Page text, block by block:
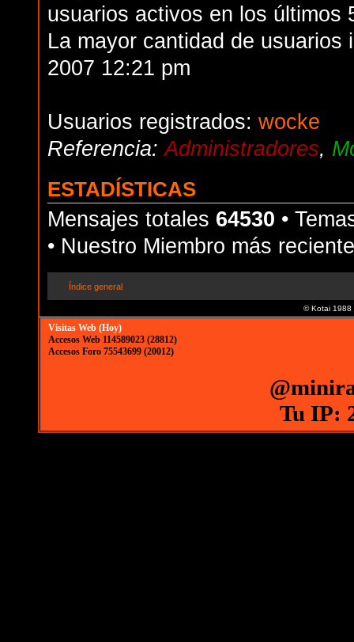
usuarios activos en los últimos
La mayor cantidad de
2007 12:21 pm
Usuarios registrados: wocke
Referencia:Administradores,
ESTADÍSTICAS
Mensajes totales 64530 •
• Nuestro Miembro más
Índice general
© Kotai 1988
Visitas Web (Hoy)
Accesos Web 114589023 (28812)
Accesos Foro 75543699 (20012)
Tu IP: